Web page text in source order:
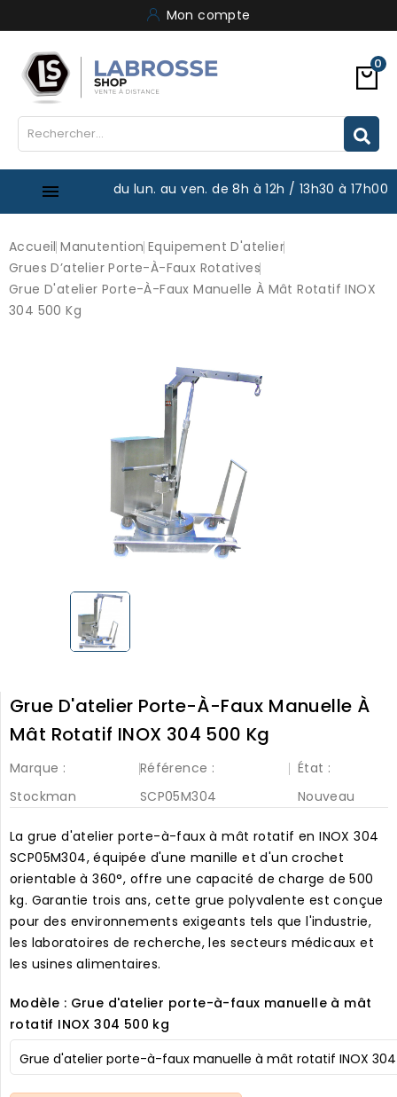
Mon compte
0
 du lun. au ven. de 8h à 12h / 13h30 à 17h00
Accueil Manutention Equipement D'atelier
Grues D’atelier Porte-À-Faux Rotatives
Grue D'atelier Porte-À-Faux Manuelle À Mât Rotatif INOX
304 500 Kg
Grue D'atelier Porte-À-Faux Manuelle À
Mât Rotatif INOX 304 500 Kg
Marque :
Stockman
Référence :
SCP05M304
État :
Nouveau
La grue d'atelier porte-à-faux à mât rotatif en INOX 304
SCP05M304, équipée d'une manille et d'un crochet
orientable à 360°, offre une capacité de charge de 500
kg. Garantie trois ans, cette grue polyvalente est conçue
pour des environnements exigeants tels que l'industrie,
les laboratoires de recherche, les secteurs médicaux et
les usines alimentaires.
Modèle : Grue d'atelier porte-à-faux manuelle à mât
rotatif INOX 304 500 kg